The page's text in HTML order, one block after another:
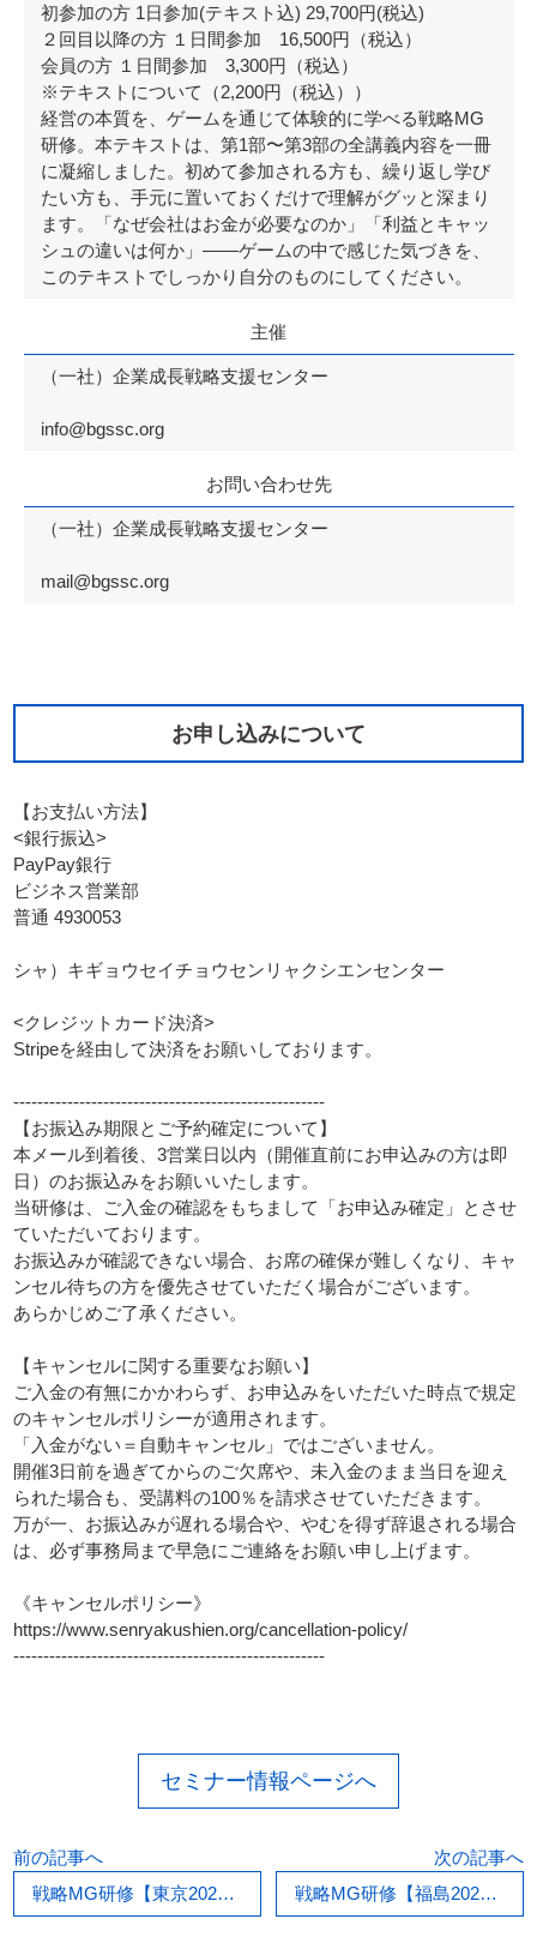
初参加の方 1日参加(テキスト込) 29,700円(税込)
２回目以降の方 １日間参加 16,500円（税込）
会員の方 １日間参加 3,300円（税込）
※テキストについて（2,200円（税込））
経営の本質を、ゲームを通じて体験的に学べる戦略MG
研修。本テキストは、第1部〜第3部の全講義内容を一冊
に凝縮しました。初めて参加される方も、繰り返し学び
たい方も、手元に置いておくだけで理解がグッと深まり
ます。「なぜ会社はお金が必要なのか」「利益とキャッ
シュの違いは何か」——ゲームの中で感じた気づきを、
このテキストでしっかり自分のものにしてください。
主催
（一社）企業成長戦略支援センター
info@bgssc.org
お問い合わせ先
（一社）企業成長戦略支援センター
mail@bgssc.org
お申し込みについて
【お支払い方法】
<銀行振込>
PayPay銀行
ビジネス営業部
普通 4930053
シャ）キギョウセイチョウセンリャクシエンセンター
<クレジットカード決済>
Stripeを経由して決済をお願いしております。
----------------------------------------------------
【お振込み期限とご予約確定について】
本メール到着後、3営業日以内（開催直前にお申込みの方は即
日）のお振込みをお願いいたします。
当研修は、ご入金の確認をもちまして「お申込み確定」とさせ
ていただいております。
お振込みが確認できない場合、お席の確保が難しくなり、キャ
ンセル待ちの方を優先させていただく場合がございます。
あらかじめご了承ください。
【キャンセルに関する重要なお願い】
ご入金の有無にかかわらず、お申込みをいただいた時点で規定
のキャンセルポリシーが適用されます。
「入金がない＝自動キャンセル」ではございません。
開催3日前を過ぎてからのご欠席や、未入金のまま当日を迎え
られた場合も、受講料の100％を請求させていただきます。
万が一、お振込みが遅れる場合や、やむを得ず辞退される場合
は、必ず事務局まで早急にご連絡をお願い申し上げます。
《キャンセルポリシー》
https://www.senryakushien.org/cancellation-policy/
----------------------------------------------------
セミナー情報ページへ
前の記事へ
戦略MG研修【東京2026/06/27,28】
次の記事へ
戦略MG研修【福島2026/06/24】